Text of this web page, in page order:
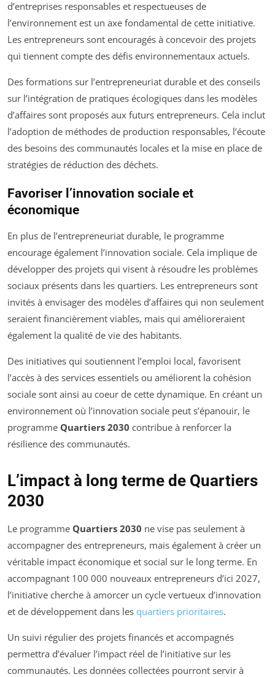
d’entreprises responsables et respectueuses de
l’environnement est un axe fondamental de cette initiative.
Les entrepreneurs sont encouragés à concevoir des projets
qui tiennent compte des défis environnementaux actuels.
Des formations sur l’entrepreneuriat durable et des conseils
sur l’intégration de pratiques écologiques dans les modèles
d’affaires sont proposés aux futurs entrepreneurs. Cela inclut
l’adoption de méthodes de production responsables, l’écoute
des besoins des communautés locales et la mise en place de
stratégies de réduction des déchets.
Favoriser l’innovation sociale et
économique
En plus de l’entrepreneuriat durable, le programme
encourage également l’innovation sociale. Cela implique de
développer des projets qui visent à résoudre les problèmes
sociaux présents dans les quartiers. Les entrepreneurs sont
invités à envisager des modèles d’affaires qui non seulement
seraient financièrement viables, mais qui amélioreraient
également la qualité de vie des habitants.
Des initiatives qui soutiennent l’emploi local, favorisent
l’accès à des services essentiels ou améliorent la cohésion
sociale sont ainsi au coeur de cette dynamique. En créant un
environnement où l’innovation sociale peut s’épanouir, le
programme Quartiers 2030 contribue à renforcer la
résilience des communautés.
L’impact à long terme de Quartiers
2030
Le programme Quartiers 2030 ne vise pas seulement à
accompagner des entrepreneurs, mais également à créer un
véritable impact économique et social sur le long terme. En
accompagnant 100 000 nouveaux entrepreneurs d’ici 2027,
l’initiative cherche à amorcer un cycle vertueux d’innovation
et de développement dans les quartiers prioritaires.
Un suivi régulier des projets financés et accompagnés
permettra d’évaluer l’impact réel de l’initiative sur les
communautés. Les données collectées pourront servir à